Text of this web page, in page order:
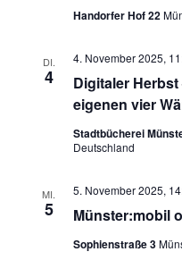
Handorfer Hof 22
DI.
4
Digitaler
eigenen vier
4. November 2025,
Stadtbücherei
Deutschland
MI.
5 Münster:mobil
5. November 2025,
Sophienstraße 3